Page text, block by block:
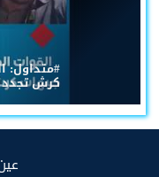
#متداول:
كرش تجدد